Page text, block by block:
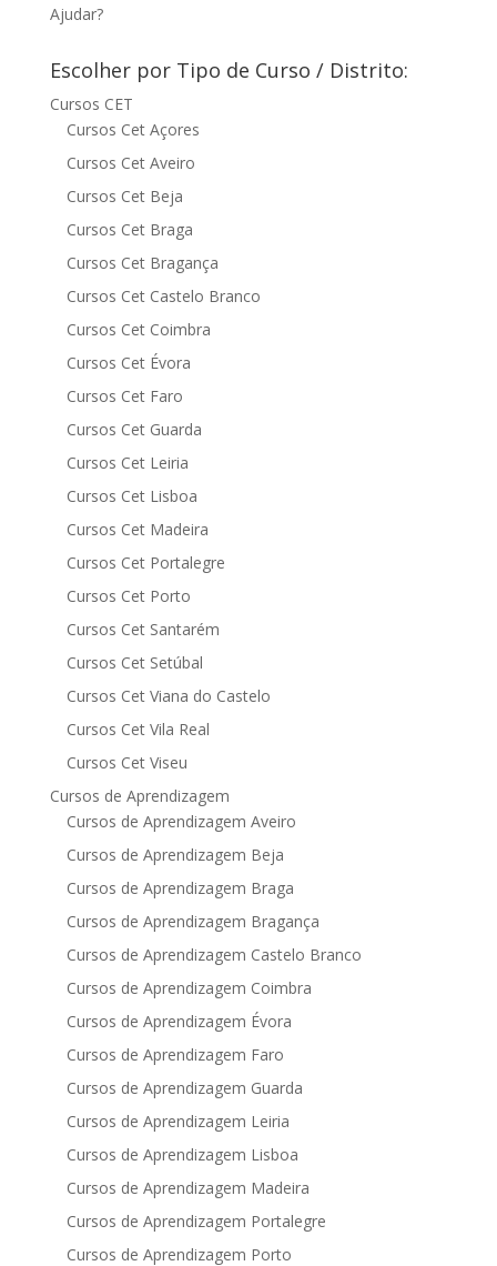
Ajudar?
Escolher por Tipo de Curso / Distrito:
Cursos CET
Cursos Cet Açores
Cursos Cet Aveiro
Cursos Cet Beja
Cursos Cet Braga
Cursos Cet Bragança
Cursos Cet Castelo Branco
Cursos Cet Coimbra
Cursos Cet Évora
Cursos Cet Faro
Cursos Cet Guarda
Cursos Cet Leiria
Cursos Cet Lisboa
Cursos Cet Madeira
Cursos Cet Portalegre
Cursos Cet Porto
Cursos Cet Santarém
Cursos Cet Setúbal
Cursos Cet Viana do Castelo
Cursos Cet Vila Real
Cursos Cet Viseu
Cursos de Aprendizagem
Cursos de Aprendizagem Aveiro
Cursos de Aprendizagem Beja
Cursos de Aprendizagem Braga
Cursos de Aprendizagem Bragança
Cursos de Aprendizagem Castelo Branco
Cursos de Aprendizagem Coimbra
Cursos de Aprendizagem Évora
Cursos de Aprendizagem Faro
Cursos de Aprendizagem Guarda
Cursos de Aprendizagem Leiria
Cursos de Aprendizagem Lisboa
Cursos de Aprendizagem Madeira
Cursos de Aprendizagem Portalegre
Cursos de Aprendizagem Porto